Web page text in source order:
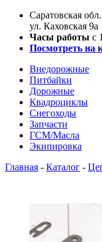
Саратовская
ул. Каховская 9а
Часы работы с
Посмотреть на
Внедорожные
Питбайки
Дорожные
Квадроциклы
Снегоходы
Запчасти
ГСМ/Масла
Экипировка
Главная - Каталог -